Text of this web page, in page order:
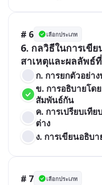
# 6 เลือกประเภท
6. กลวิธีในการเขี
สาเหตุและผลลัพธ์
ก. การยกตัวอย่า
ข. การอธิบายโด
สัมพันธ์กัน
ค. การเปรียบเที
ต่าง
ง. การเขียนอธิบ
# 7 เลือกประเภท